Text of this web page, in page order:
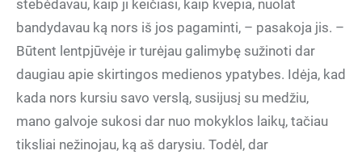
stebėdavau, kaip ji keičiasi, kaip kvepia, nuolat
bandydavau ką nors iš jos pagaminti, – pasakoja jis. –
Būtent lentpjūvėje ir turėjau galimybę sužinoti dar
daugiau apie skirtingos medienos ypatybes. Idėja, kad
kada nors kursiu savo verslą, susijusį su medžiu,
mano galvoje sukosi dar nuo mokyklos laikų, tačiau
tiksliai nežinojau, ką aš darysiu. Todėl, dar